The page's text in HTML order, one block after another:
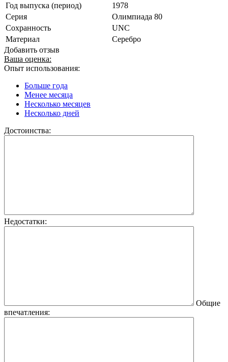
Год выпуска (период)
1978
Серия
Олимпиада 80
Сохранность
UNC
Материал
Серебро
Добавить отзыв
Ваша оценка:
Опыт использования:
Больше года
Менее месяца
Несколько месяцев
Несколько дней
Достоинства:
Недостатки:
Общие
впечатления: